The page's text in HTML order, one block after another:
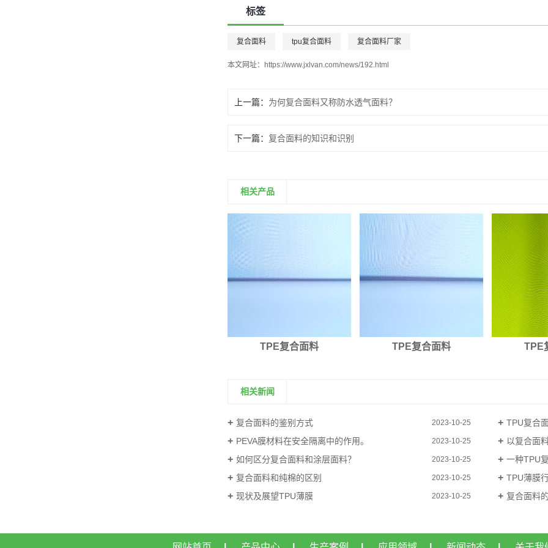
标签
复合面料 tpu复合面料 复合面料厂家
本文网址： https://www.jxlvan.com/news/192.html
上一篇： 为何复合面料又称防水透气面料？
下一篇： 复合面料的知识和识别
相关产品
TPE复合面料 TPE复合面料 TPE
相关新闻
复合面料的鉴别方式 2023-10-25
TPU复合
PEVA膜材料在安全隔离中的作用。
2023-10-25
以复合面
如何区分复合面料和涂层面料？
2023-10-25
一种TPU
复合面料和纯棉的区别
2023-10-25
TPU薄膜行
现状及展望TPU薄膜
2023-10-25 复合面料